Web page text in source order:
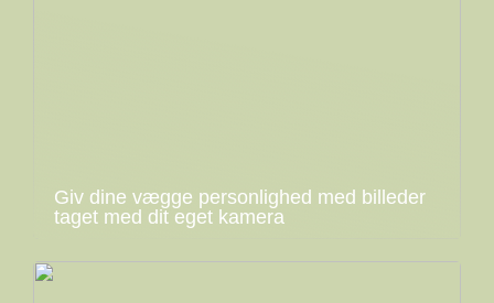
Giv dine vægge personlighed med billeder
taget med dit eget kamera